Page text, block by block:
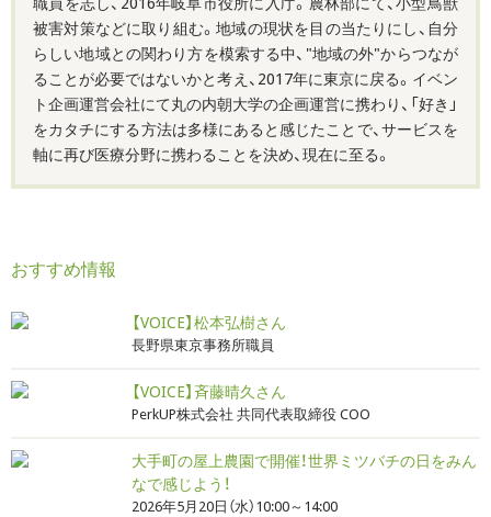
被害対策などに取り組む。地域の現状を目の当たりにし、自分
らしい地域との関わり方を模索する中、"地域の外"からつなが
ることが必要ではないかと考え、2017年に東京に戻る。イベン
ト企画運営会社にて丸の内朝大学の企画運営に携わり、「好き」
をカタチにする方法は多様にあると感じたことで、サービスを
軸に再び医療分野に携わることを決め、現在に至る。
おすすめ情報
【VOICE】松本弘樹さん
長野県東京事務所職員
【VOICE】斉藤晴久さん
PerkUP株式会社 共同代表取締役 COO
大手町の屋上農園で開催！世界ミツバチの日をみん
なで感じよう！
2026年5月20日（水）10:00～14:00